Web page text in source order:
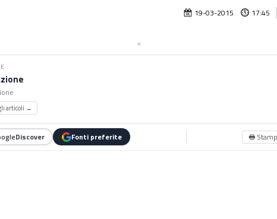
19-03-2015 17:45
articoli →
Discover Fonti preferite 🖶